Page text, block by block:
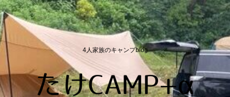
4人家族のキャンプblog